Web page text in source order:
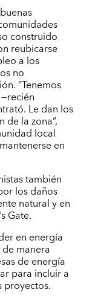
construido
reubicarse
a los
no
“Tenemos
Le dan los
de la zona”,
local
en
también
los daños
natural y en
Gate.
en energía
manera
de energía
para incluir a
proyectos.